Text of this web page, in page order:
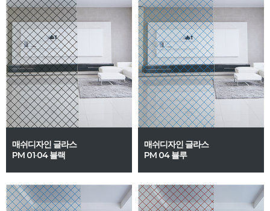
매쉬디자인 글라스
PM 01·04 블랙
매쉬디자인 글라스
PM 04 블루